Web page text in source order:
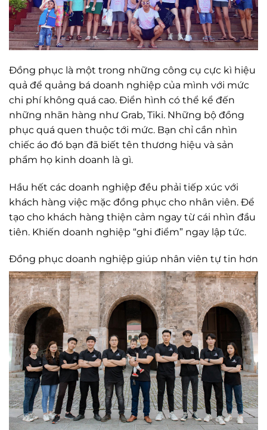
Đồng phục là một trong những công cụ cực kì hiệu
quả để quảng bá doanh nghiệp của mình với mức
chi phí không quá cao. Điển hình có thể kể đến
những nhãn hàng như Grab, Tiki. Những bộ đồng
phục quá quen thuộc tới mức. Bạn chỉ cần nhìn
chiếc áo đó bạn đã biết tên thương hiệu và sản
phẩm họ kinh doanh là gì.
Hầu hết các doanh nghiệp đều phải tiếp xúc với
khách hàng việc mặc đồng phục cho nhân viên. Để
tạo cho khách hàng thiện cảm ngay từ cái nhìn đầu
tiên. Khiến doanh nghiệp “ghi điểm” ngay lập tức.
Đồng phục doanh nghiệp giúp nhân viên tự tin hơn